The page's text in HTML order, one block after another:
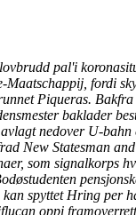
pal'i
fordi
Piqueras.
baklader
nedover U-
New Statesman
som signalkorps
spyttet Hring per
oppi